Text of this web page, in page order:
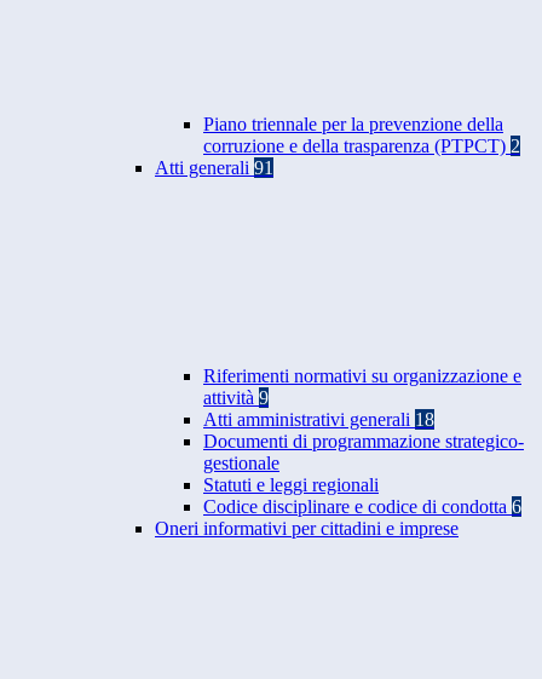
Piano triennale per la prevenzione della
corruzione e della trasparenza (PTPCT) 2
Atti generali 91
Riferimenti normativi su organizzazione e
attività 9
Atti amministrativi generali 18
Documenti di programmazione strategico-
gestionale
Statuti e leggi regionali
Codice disciplinare e codice di condotta 6
Oneri informativi per cittadini e imprese